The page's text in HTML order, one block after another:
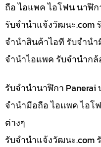
ถือ ไอแพค ไอโฟน นาฬิ
รับจํานําแจ้งวัฒนะ.com
จำนำสินค้าไอที รับจำน
จำนำไอแพค รับจำนำกล้
รับจำนำนาฬิกา
จำนำมือถือ ไอแพค ไอโ
ต่างๆ
รับจํานําแจ้งวัฒนะ.com